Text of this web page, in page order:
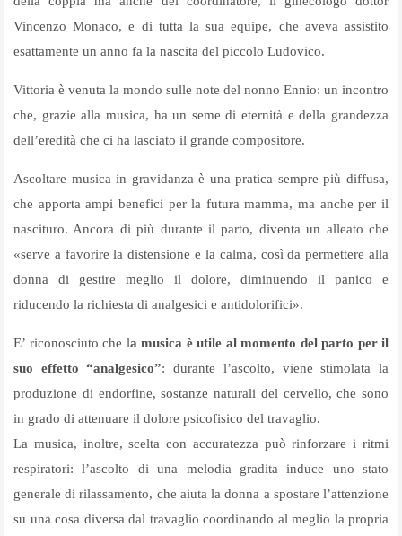
Vincenzo Monaco, e di tutta la sua equipe, che aveva assistito
esattamente un anno fa la nascita del piccolo Ludovico.
Vittoria è venuta la mondo sulle note del nonno Ennio: un incontro
che, grazie alla musica, ha un seme di eternità e della grandezza
dell’eredità che ci ha lasciato il grande compositore.
Ascoltare musica in gravidanza è una pratica sempre più diffusa,
che apporta ampi benefici per la futura mamma, ma anche per il
nascituro. Ancora di più durante il parto, diventa un alleato che
«serve a favorire la distensione e la calma, così da permettere alla
donna di gestire meglio il dolore, diminuendo il panico e
riducendo la richiesta di analgesici e antidolorifici».
E’ riconosciuto che la musica è utile al momento del parto per il
suo effetto “analgesico”: durante l’ascolto, viene stimolata la
produzione di endorfine, sostanze naturali del cervello, che sono
in grado di attenuare il dolore psicofisico del travaglio.
La musica, inoltre, scelta con accuratezza può rinforzare i ritmi
respiratori: l’ascolto di una melodia gradita induce uno stato
generale di rilassamento, che aiuta la donna a spostare l’attenzione
su una cosa diversa dal travaglio coordinando al meglio la propria